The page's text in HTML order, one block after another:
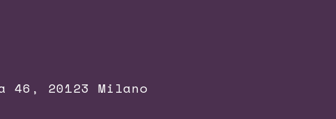
46, 20123 Milano